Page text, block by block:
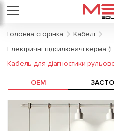
Головна сторінка
Кабелі
Електричні підсилювачі керма
Кабель для діагностики
OEM